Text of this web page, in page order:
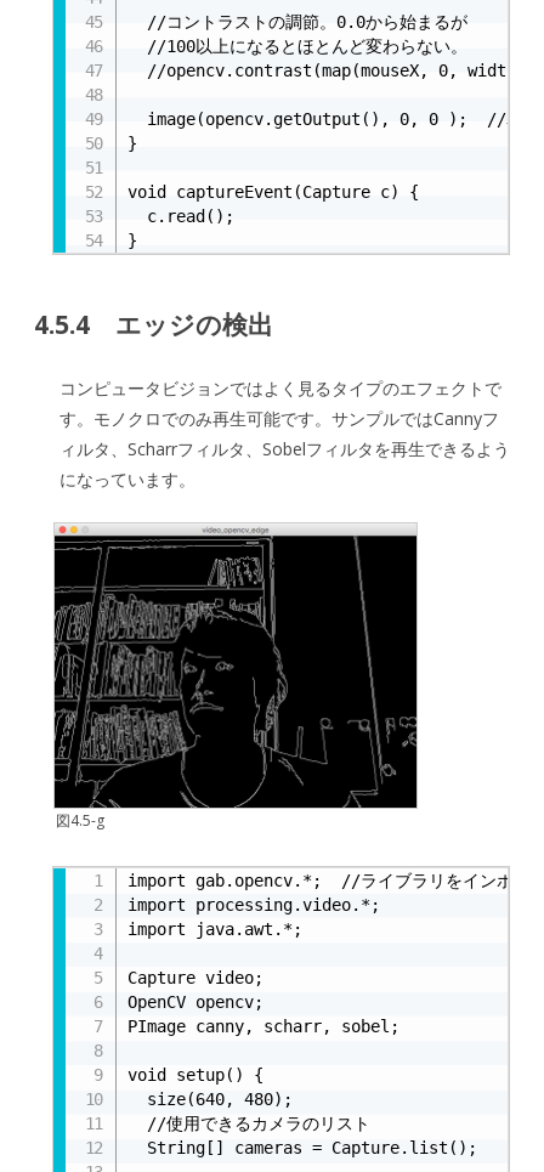
  //コントラストの調節。0.0から始まるが
  //100以上になるとほとんど変わらない。
//opencv.contrast(map(mouseX, 0, width,
  image(opencv.getOutput(), 0, 0 );  //表示
}
void captureEvent(Capture c) {
  c.read();
}
4.5.4 エッジの検出
コンピュータビジョンではよく見るタイプのエフェクトで
す。モノクロでのみ再生可能です。サンプルではCannyフ
ィルタ、Scharrフィルタ、Sobelフィルタを再生できるよう
になっています。
図4.5-g
リスト4.5-cimport gab.opencv.*;  //ライブラリをインポー
import processing.video.*;
import java.awt.*;
Capture video;
OpenCV opencv;
PImage canny, scharr, sobel;
void setup() {
  size(640, 480);
  //使用できるカメラのリスト
  String[] cameras = Capture.list();